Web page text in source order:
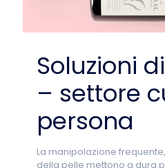
Soluzioni
– settore
persona
La manipolazione
della pelle mettono a dura